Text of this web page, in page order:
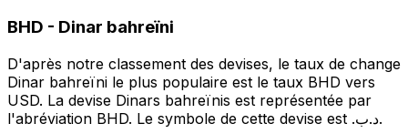
BHD - Dinar bahreïni
D'après notre classement des devises, le taux de change
Dinar bahreïni le plus populaire est le taux BHD vers
USD. La devise Dinars bahreïnis est représentée par
l'abréviation BHD. Le symbole de cette devise est .د.ب.